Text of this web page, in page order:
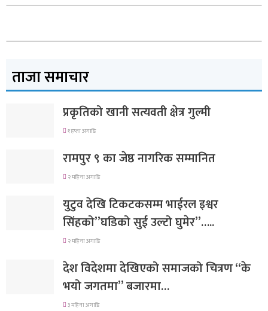
ताजा समाचार
प्रकृतिको खानी सत्यवती क्षेत्र गुल्मी
१ हप्ता अगाडि
रामपुर ९ का जेष्ठ नागरिक सम्मानित
२ महिना अगाडि
युटुव देखि टिकटकसम्म भाईरल इश्वर
सिंहको”घडिको सुई उल्टो घुमेर”…..
२ महिना अगाडि
देश विदेशमा देखिएको समाजको चित्रण “के
भयो जगतमा” बजारमा…
३ महिना अगाडि